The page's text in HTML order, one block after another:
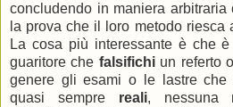
concludendo in maniera arbitraria
la prova che il loro metodo riesca
La cosa più interessante è che
guaritore che falsifichi un referto
genere gli esami o le lastre
quasi sempre reali, nessuna